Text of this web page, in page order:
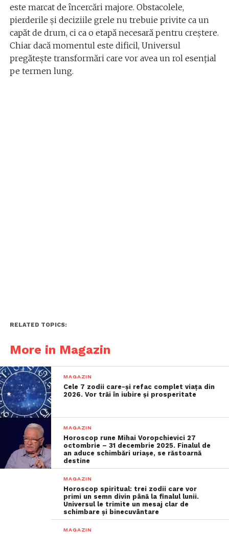
este marcat de încercări majore. Obstacolele,
pierderile și deciziile grele nu trebuie privite ca un
capăt de drum, ci ca o etapă necesară pentru creștere.
Chiar dacă momentul este dificil, Universul
pregătește transformări care vor avea un rol esențial
pe termen lung.
RELATED TOPICS:
More in Magazin
MAGAZIN
Cele 7 zodii care-și refac complet viața din
2026. Vor trăi în iubire și prosperitate
MAGAZIN
Horoscop rune Mihai Voropchievici 27
octombrie – 31 decembrie 2025. Finalul de
an aduce schimbări uriașe, se răstoarnă
destine
MAGAZIN
Horoscop spiritual: trei zodii care vor
primi un semn divin până la finalul lunii.
Universul le trimite un mesaj clar de
schimbare și binecuvântare
MAGAZIN